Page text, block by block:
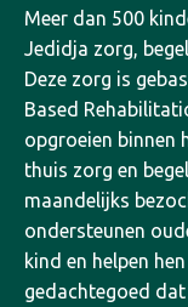
Meer dan 500
Jedidja zorg,
Deze zorg is
Based
opgroeien binnen
thuis zorg en
maandelijks
ondersteunen
kind en helpen
gedachtegoed